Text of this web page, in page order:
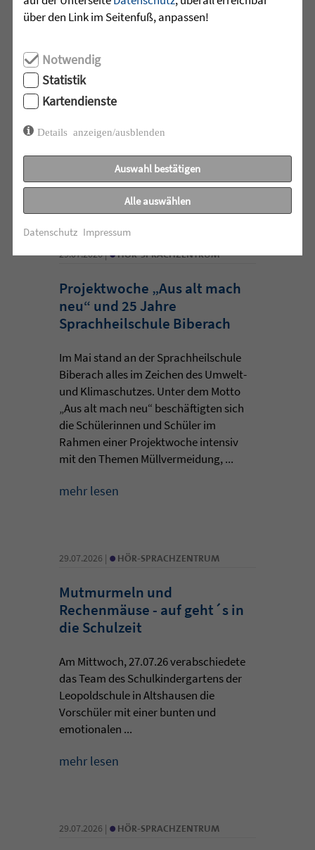
29.07.2026 |• JUGENDHILFE
Vertrauen. Mehr braucht es
manchmal nicht.
Acht junge Menschen feierten Ende Juli
Klasse in der Jugendhilfeeinrichtung
Martinshaus ...
mehr lesen
29.07.2026 |•HÖR-SPRACHZENTRUM
Projektwoche „Aus alt mach
neu“ und 25 Jahre
Sprachheilschule Biberach
Im Mai stand an der Sprachheilschule
Biberach alles im Zeichen des Umwelt-
und Klimaschutzes. Unter dem Motto
„Aus alt mach neu“ beschäftigten sich
die Schülerinnen und Schüler im
Rahmen einer Projektwoche intensiv
mit den Themen Müllvermeidung, ...
mehr lesen
29.07.2026 | • HÖR-SPRACHZENTRUM
Mutmurmeln und
Rechenmäuse - auf geht´s in
die Schulzeit
Am Mittwoch, 27.07.26 verabschiedete
das Team des Schulkindergartens der
Leopoldschule in Altshausen die
Vorschüler mit einer bunten und
emotionalen ...
mehr lesen
29.07.2026 | • HÖR-SPRACHZENTRUM
über den Link im Seitenfuß, anpassen!
Notwendig
Statistik
Kartendienste
Details anzeigen/ausblenden
Auswahl bestätigen
Alle auswählen
Datenschutz Impressum